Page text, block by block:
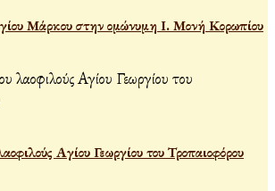
Μάρκου στην ομώνυμη Ι. Μονή Κορωπίου
Αγίου Γεωργίου του Τροπαιοφόρου